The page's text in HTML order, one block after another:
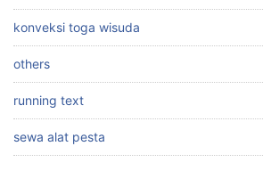
konveksi toga wisuda
others
running text
sewa alat pesta